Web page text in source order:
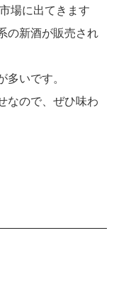
場に出てきます
の新酒が販売され
多いです。
なので、ぜひ味わ